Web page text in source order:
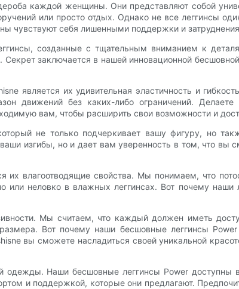
каждой женщины. Они представляют собой
или просто отдых. Однако не все леггинсы
чувствуют себя лишенными поддержки и
созданные с тщательным вниманием к
заключается в нашей инновационной
является их удивительная эластичность и
движений без каких-либо ограничений.
вам, чтобы расширить свои возможности и
не только подчеркивает вашу фигуру, но
изгибы, но и дает вам уверенность в том, что вы
влагоотводящие свойства. Мы понимаем, что
или неловко в влажных леггинсах. Вот почему наши
Мы считаем, что каждый должен иметь
Вот почему наши бесшовные леггинсы
вы сможете насладиться своей уникальной
одежды. Наши бесшовные леггинсы Power доступны
и поддержкой, которые они предлагают.